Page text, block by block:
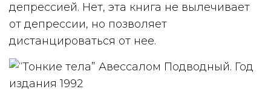
депрессией. Нет, эта книга не вылечивает
от депрессии, но позволяет
дистанцироваться от нее.